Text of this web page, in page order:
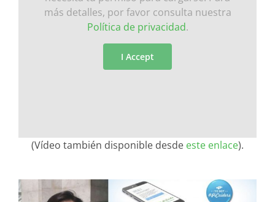
más detalles, por favor consulta nuestra
Política de privacidad.
I Accept
(Vídeo también disponible desde este enlace).